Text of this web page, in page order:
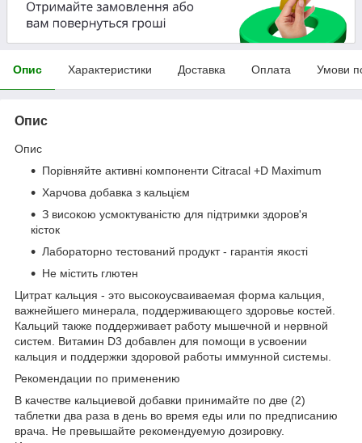
Опис Характеристики Доставка Оплата Умови
Опис
Опис
Порівняйте активні компоненти Citracal +D Maximum
Харчова добавка з кальцієм
З високою усмоктуваністю для підтримки здоров'я
кісток
Лабораторно тестований продукт - гарантія якості
Не містить глютен
Цитрат кальция - это высокоусваиваемая форма кальция,
важнейшего минерала, поддерживающего здоровье костей.
Кальций также поддерживает работу мышечной и нервной
систем. Витамин D3 добавлен для помощи в усвоении
кальция и поддержки здоровой работы иммунной системы.
Рекомендации по применению
В качестве кальциевой добавки принимайте по две (2)
таблетки два раза в день во время еды или по предписанию
врача. Не превышайте рекомендуемую дозировку.